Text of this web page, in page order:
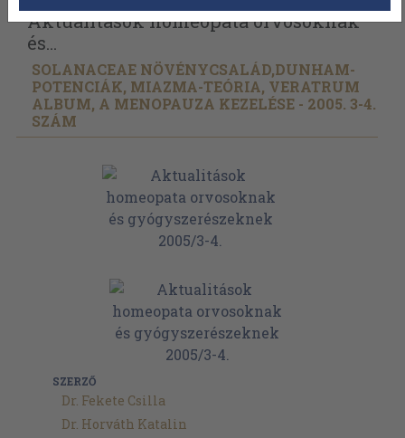
Aktualitások homeopata orvosoknak
és...
SOLANACEAE NÖVÉNYCSALÁD,DUNHAM-
POTENCIÁK, MIAZMA-TEÓRIA, VERATRUM
ALBUM, A MENOPAUZA KEZELÉSE - 2005. 3-4.
SZÁM
SZERZŐ
Dr. Fekete Csilla
Dr. Horváth Katalin